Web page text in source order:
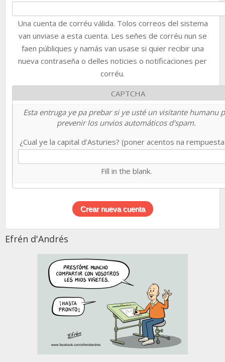
Una cuenta de corréu válida. Tolos correos del sistema
van unviase a esta cuenta. Les señes de corréu nun se
faen públiques y namás van usase si quier recibir una
nueva contraseña o delles noticies o notificaciones per
corréu.
CAPTCHA
Esta entruga ye pa prebar si ye usté un visitante humanu
prevenir los unvios automáticos d'spam.
¿Cual ye la capital d'Asturies? (poner acentos na
Fill in the blank.
Efrén d'Andrés